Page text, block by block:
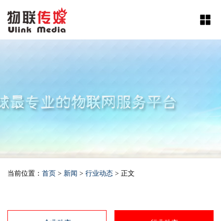
当前位置： 首页 > 新闻 > 行业动态 > 正文